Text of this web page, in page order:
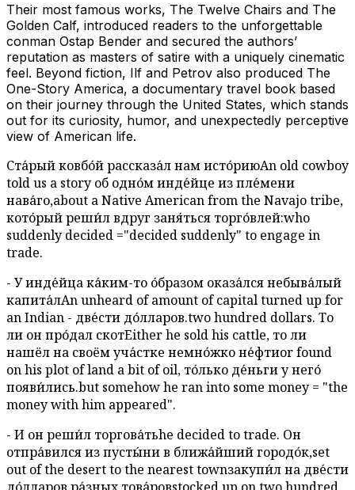
Their most famous works, The Twelve Chairs and The
Golden Calf, introduced readers to the unforgettable
conman Ostap Bender and secured the authors’
reputation as masters of satire with a uniquely cinematic
feel. Beyond fiction, Ilf and Petrov also produced The
One-Story America, a documentary travel book based
on their journey through the United States, which stands
out for its curiosity, humor, and unexpectedly perceptive
view of American life.
Ста́рый ковбо́й рассказа́л нам исто́риюAn old cowboy
told us a story об одно́м инде́йце из пле́мени
нава́го,about a Native American from the Navajo tribe,
кото́рый реши́л вдруг заня́ться торго́влей:who
suddenly decided ="decided suddenly" to engage in
trade.
- У инде́йца ка́ким-то о́бразом оказа́лся небыва́лый
капита́лAn unheard of amount of capital turned up for
an Indian - две́сти до́лларов.two hundred dollars. То
ли он про́дал скотEither he sold his cattle, то ли
нашёл на своём уча́стке немно́жко не́фтиor found
on his plot of land a bit of oil, то́лько де́ньги у него́
появи́лись.but somehow he ran into some money = "the
money with him appeared".
- И он реши́л торгова́тьhe decided to trade. Он
отпра́вился из пусты́ни в ближа́йший городо́к,set
out of the desert to the nearest townзакупи́л на две́сти
до́лларов ра́зных това́ровstocked up on two hundred